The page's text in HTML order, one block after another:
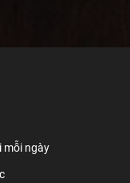
mỗi ngày